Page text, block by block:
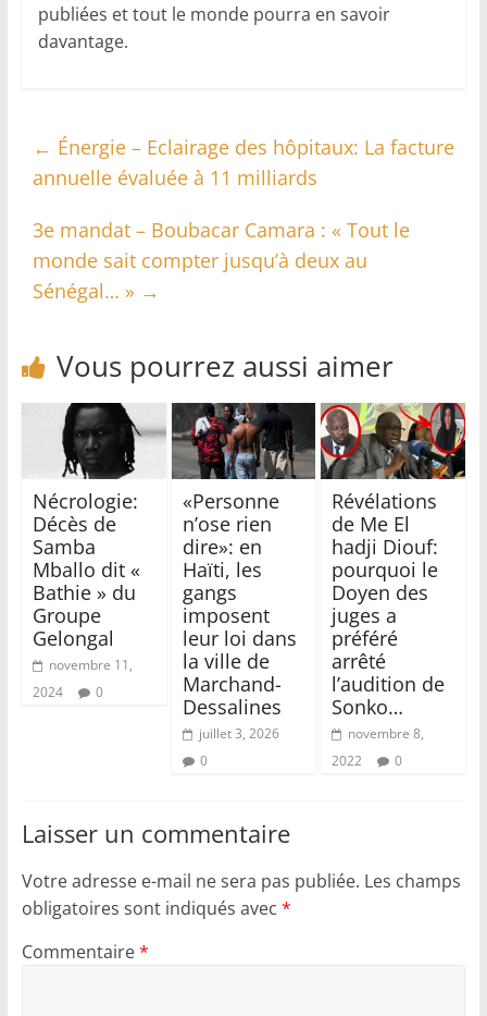
publiées et tout le monde pourra en savoir
davantage.
← Énergie – Eclairage des hôpitaux: La facture
annuelle évaluée à 11 milliards
3e mandat – Boubacar Camara : « Tout le
monde sait compter jusqu’à deux au
Sénégal… » →
Vous pourrez aussi aimer
Nécrologie:
Décès de
Samba
Mballo dit «
Bathie » du
Groupe
Gelongal
novembre 11,
2024
0
«Personne
n’ose rien
dire»: en
Haïti, les
gangs
imposent
leur loi dans
la ville de
Marchand-
Dessalines
juillet 3, 2026
0
Révélations
de Me El
hadji Diouf:
pourquoi le
Doyen des
juges a
préféré
arrêté
l’audition de
Sonko…
novembre 8,
2022
0
Laisser un commentaire
Votre adresse e-mail ne sera pas publiée. Les champs
obligatoires sont indiqués avec *
Commentaire*